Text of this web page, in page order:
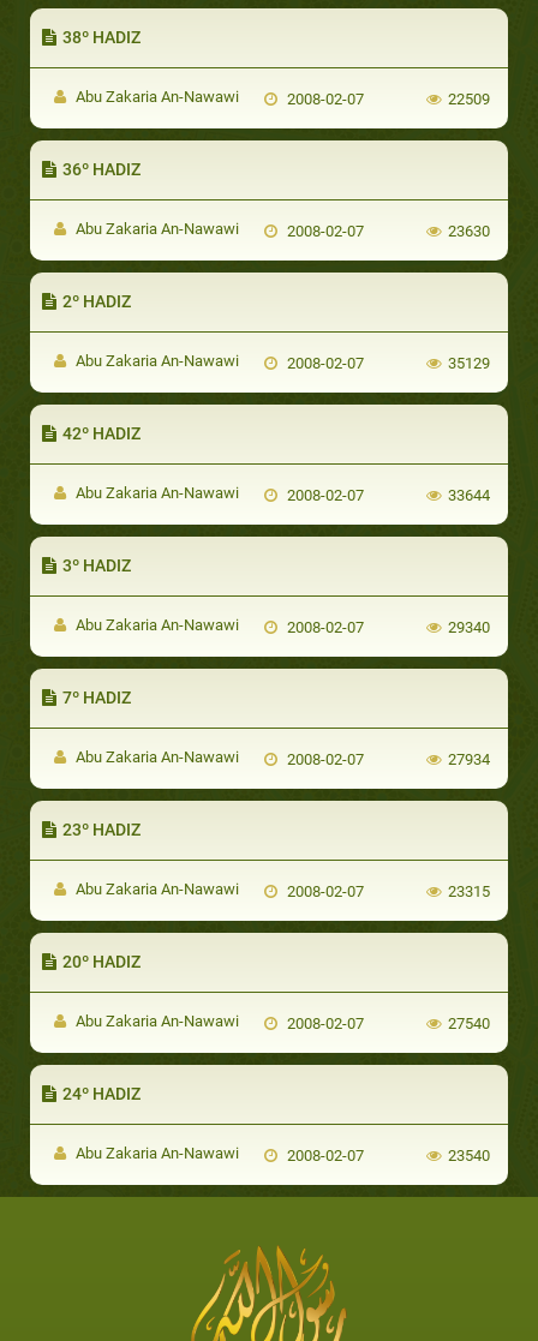
38º HADIZ
Abu Zakaria An-Nawawi 2008-02-07 22509
36º HADIZ
Abu Zakaria An-Nawawi 2008-02-07 23630
2º HADIZ
Abu Zakaria An-Nawawi 2008-02-07 35129
42º HADIZ
Abu Zakaria An-Nawawi 2008-02-07 33644
3º HADIZ
Abu Zakaria An-Nawawi 2008-02-07 29340
7º HADIZ
Abu Zakaria An-Nawawi 2008-02-07 27934
23º HADIZ
Abu Zakaria An-Nawawi 2008-02-07 23315
20º HADIZ
Abu Zakaria An-Nawawi 2008-02-07 27540
24º HADIZ
Abu Zakaria An-Nawawi 2008-02-07 23540